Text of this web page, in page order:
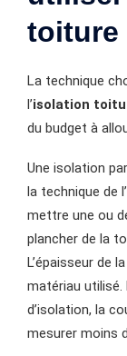
toiture
La technique
l’isolation
du budget à
Une isolation
la technique de
mettre une ou
plancher de la
L’épaisseur de
matériau
d’isolation, la
mesurer moins